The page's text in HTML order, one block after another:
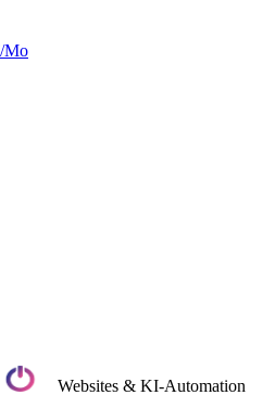
Mo
Websites & KI-Automation